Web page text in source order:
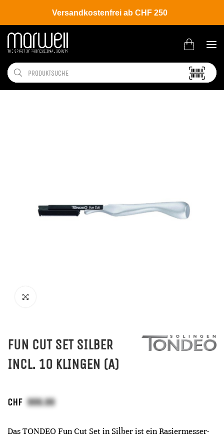
Versandkostenfrei ab CHF 250
Shop Brands Tondeo
FUN CUT SET SILBER
INCL. 10 KLINGEN (A)
CHF
Das TONDEO Fun Cut Set in Silber ist ein Rasiermesser-